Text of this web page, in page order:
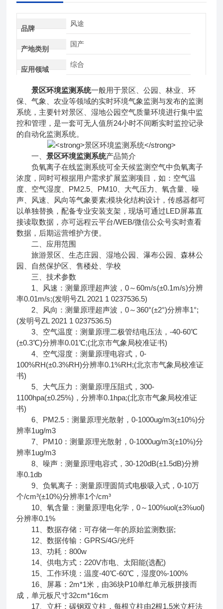
品牌
风途
产地类别
国产
应用领域
综合
景区环境监测系统一般用于景区、公园、林业、环
保、气象、农业等领域的实时环境气象监测与发布的监测
系统，主要针对景区、湿地公园空气质量环境进行集中监
控和管理，是一套可无人值所24小时不间断实时监控记录
的自动化监测系统。
一、景区环境监测系统产品简介
负氧离子在线监测系统可全天候监测空气中负氧离子
浓度，同时可根据用户需求扩展监测项目，如：空气温
度、空气湿度、PM2.5、PM10、大气压力、氧含量、噪
声、风速、风向等气象要素;模块化结构设计，传感器都可
以单独替换，配备专业安装支架，现场可通过LED屏幕直
接读取数据，亦可远程云平台/WEB/微信公众号实时查看
数据，后期运营维护方便。
二、应用范围
旅游景区、生态庄园、湿地公园、瀑布公园、森林公
园、自然保护区、售楼处、学校
三、技术参数
1、风速：测量原理超声波，0～60m/s(±0.1m/s)分辨
率0.01m/s;(发明号ZL 2021 1 0237536.5)
2、风向：测量原理超声波，0～360°(±2°)分辨率1°;
(发明号ZL 2021 1 0237536.5)
3、空气温度：测量原理二极管结电压法，-40-60℃
(±0.3℃)分辨率0.01℃;(北京市气象局校准证书)
4、空气湿度：测量原理电容式，0-
100%RH(±0.3%RH)分辨率0.1%RH;(北京市气象局校准证
书)
5、大气压力：测量原理压阻式，300-
1100hpa(±0.25%)，分辨率0.1hpa;(北京市气象局校准证
书)
6、PM2.5：测量原理光散射，0-1000ug/m3(±10%)分
辨率1ug/m3
7、PM10：测量原理光散射，0-1000ug/m3(±10%)分
辨率1ug/m3
8、噪声：测量原理电容式，30-120dB(±1.5dB)分辨
率0.1db
9、负氧离子：测量原理圆筒式电极吸入式，0-10万
个/cm³(±10%)分辨率1个/cm³
10、氧含量：测量原理电化学，0～100%uol(±3%uol)
分辨率0.1%
11、数据存储：可存储一年的原始监测数据;
12、数据传输：GPRS/4G/光纤
13、功耗：800w
14、供电方式：220V市电、太阳能(选配)
15、工作环境：温度-40℃-60℃，湿度0%-100%
16、屏幕：2m*1米，由36块P10单红单元板拼接而
成，单元板尺寸32cm*16cm
17、立杆：碳钢双立柱，每根立柱由2根1.5米立杆法